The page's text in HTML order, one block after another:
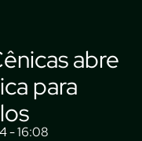
abre
para
- 16:08